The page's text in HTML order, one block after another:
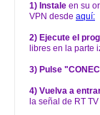
1) Instale en su
VPN desde aquí:
2) Ejecute el
libres en la parte
3) Pulse
4) Vuelva a
la señal de RT TV